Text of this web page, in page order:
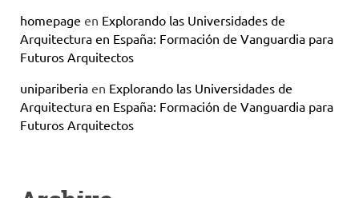
homepage en Explorando las Universidades de
Arquitectura en España: Formación de Vanguardia para
Futuros Arquitectos
unipariberia en Explorando las Universidades de
Arquitectura en España: Formación de Vanguardia para
Futuros Arquitectos